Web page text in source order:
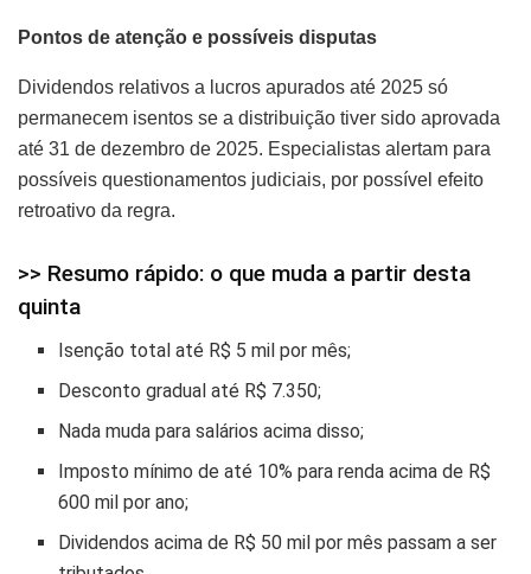
Pontos de atenção e possíveis disputas
Dividendos relativos a lucros apurados até 2025 só
permanecem isentos se a distribuição tiver sido aprovada
até 31 de dezembro de 2025. Especialistas alertam para
possíveis questionamentos judiciais, por possível efeito
retroativo da regra.
>> Resumo rápido: o que muda a partir desta
quinta
Isenção total até R$ 5 mil por mês;
Desconto gradual até R$ 7.350;
Nada muda para salários acima disso;
Imposto mínimo de até 10% para renda acima de R$
600 mil por ano;
Dividendos acima de R$ 50 mil por mês passam a ser